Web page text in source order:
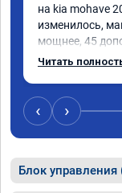
на kia mohave
изменилось,
мощнее, 45
существенно
катаюсь,
перестала
скорости.
Читать
‹ ›
Блок управления